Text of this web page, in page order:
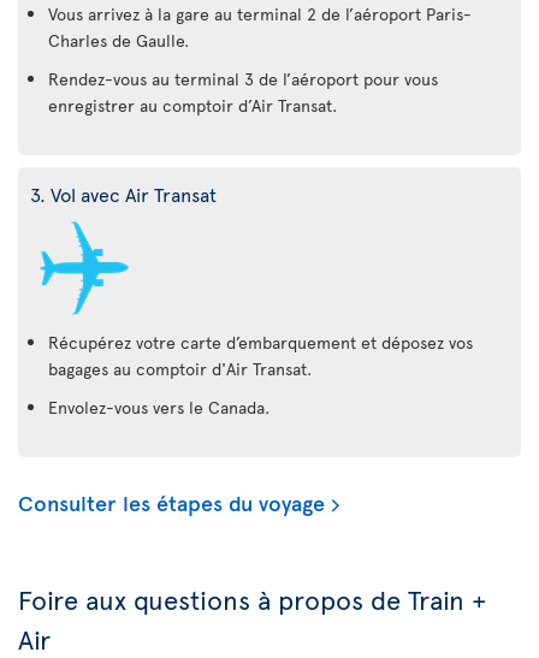
Vous arrivez à la gare au terminal 2 de l’aéroport Paris-
Charles de Gaulle.
Rendez-vous au terminal 3 de l’aéroport pour vous
enregistrer au comptoir d’Air Transat.
3. Vol avec Air Transat
Récupérez votre carte d’embarquement et déposez vos
bagages au comptoir d'Air Transat.
Envolez-vous vers le Canada.
Consulter les étapes du voyage
Foire aux questions à propos de Train +
Air